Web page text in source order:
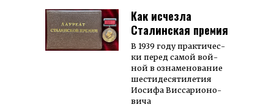
Как исчезла
Сталинская премия
В 1939 го­­ду прак­­ти­­чес­­
ки пе­ред са­­мой вой­­
ной в оз­­на­­ме­но­ва­ние
шес­ти­­де­­ся­­ти­ле­тия
Ио­си­фа Вис­­са­­рио­­но­­
ви­­ча